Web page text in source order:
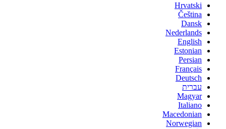
Hrvatski
Čeština
Dansk
Nederlands
English
Estonian
Persian
Français
Deutsch
עברית
Magyar
Italiano
Macedonian
Norwegian